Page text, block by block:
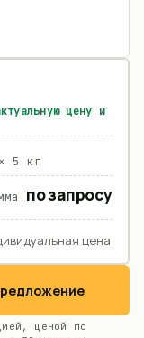
цену и
5 кг
по запросу
цена
ценой по